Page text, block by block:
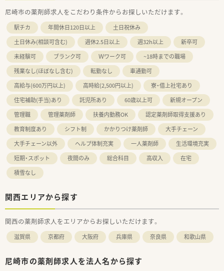
尼崎市の薬剤師求人をこだわり条件からお探しいただけます。
駅チカ 年間休日120日以上
土日祝休み
土日休み(相談可含む)
週休2.5日以上 週32h以上
新卒可
未経験可
ブランク可 Ｗワーク可
~18時までの職場
残業なし(ほぼなし含む)
転勤なし
車通勤可
高給与(600万円以上)
高時給(2,500円以上)
寮・借上社宅あり
住宅補助(手当)あり
託児所あり 60歳以上可
新規オープン
管理職
管理薬剤師 扶養内勤務OK
認定薬剤師取得支援あり
教育制度あり
シフト制 かかりつけ薬剤師
大手チェーン
大手チェーン以外
ヘルプ体制充実 一人薬剤師
生活環境充実
短期・スポット
夜間のみ 総合科目 高収入
在宅
積雪なし
関西エリアから探す
関西の薬剤師求人をエリアからお探しいただけます。
滋賀県 京都府 大阪府 兵庫県 奈良県 和歌山県
尼崎市の薬剤師求人を法人名から探す